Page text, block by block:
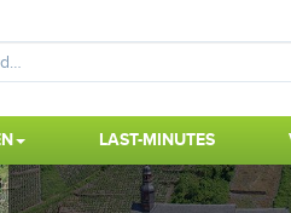
LAST-MINUTES